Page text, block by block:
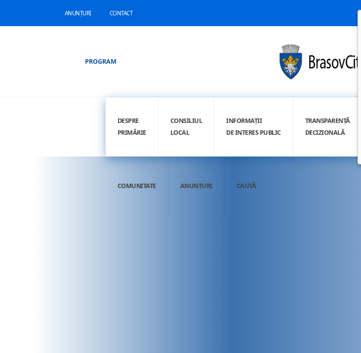
ANUNȚURI CONTACT
PROGRAM
DESPRE
PRIMĂRIE
CONSILIUL
LOCAL
INFORMAȚII
DE INTERES PUBLIC
TRANSPARENȚĂ
DECIZIONALĂ
COMUNITATE ANUNȚURI CAUTĂ